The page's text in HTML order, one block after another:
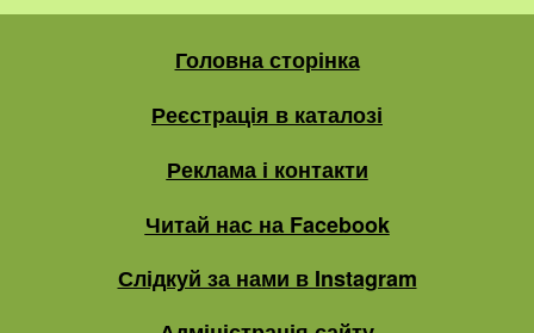
Головна сторінка
Реєстрація в каталозі
Реклама і контакти
Читай нас на Facebook
Слідкуй за нами в Instagram